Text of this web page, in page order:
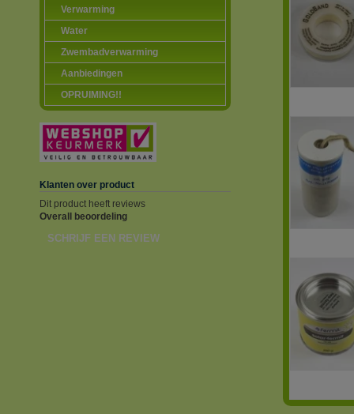
Verwarming
Water
Zwembadverwarming
Aanbiedingen
OPRUIMING!!
Klanten over product
Dit product heeft reviews
Overall beoordeling
SCHRIJF EEN REVIEW